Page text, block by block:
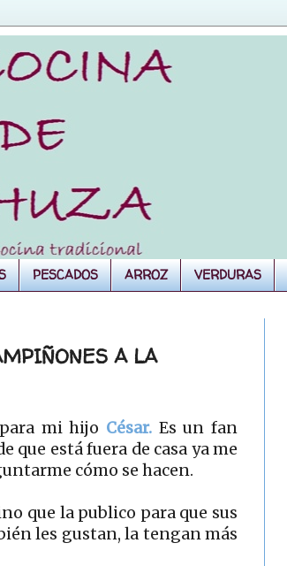
PESCADOS ARROZ VERDURAS
A LA
mi hijo César. Es un fan
que está fuera de casa ya me
cómo se hacen.
que la publico para que sus
les gustan, la tengan más